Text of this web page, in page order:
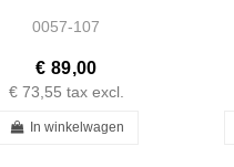
0057-107
€ 89,00
€ 73,55 tax excl.
In winkelwagen